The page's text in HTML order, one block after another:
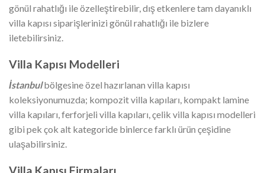
gönül rahatlığı ile özelleştirebilir, dış etkenlere tam dayanıklı
villa kapısı siparişlerinizi gönül rahatlığı ile bizlere
iletebilirsiniz.
Villa Kapısı Modelleri
İstanbulbölgesine özel hazırlanan villa kapısı
koleksiyonumuzda; kompozit villa kapıları, kompakt lamine
villa kapıları, ferforjeli villa kapıları, çelik villa kapısı modelleri
gibi pek çok alt kategoride binlerce farklı ürün çeşidine
ulaşabilirsiniz.
Villa Kapısı Firmaları